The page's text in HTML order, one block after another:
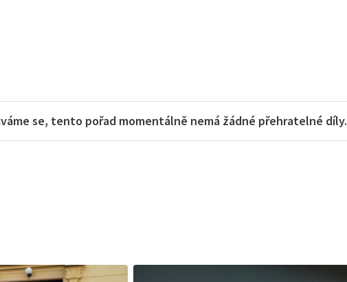
se, tento pořad momentálně nemá žádné přehratelné díly.